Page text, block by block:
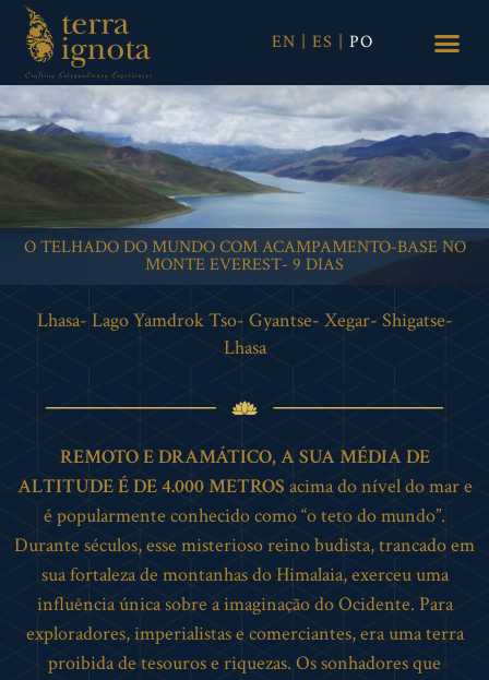
EN ES PO
O TELHADO DO MUNDO COM ACAMPAMENTO-BASE NO
MONTE EVEREST- 9 DIAS
Lhasa- Lago Yamdrok Tso- Gyantse- Xegar- Shigatse-
Lhasa
REMOTO E DRAMÁTICO, A SUA MÉDIA DE
ALTITUDE É DE 4.000 METROS acima do nível do mar e
é popularmente conhecido como “o teto do mundo”.
Durante séculos, esse misterioso reino budista, trancado em
sua fortaleza de montanhas do Himalaia, exerceu uma
influência única sobre a imaginação do Ocidente. Para
exploradores, imperialistas e comerciantes, era uma terra
proibida de tesouros e riquezas. Os sonhadores que